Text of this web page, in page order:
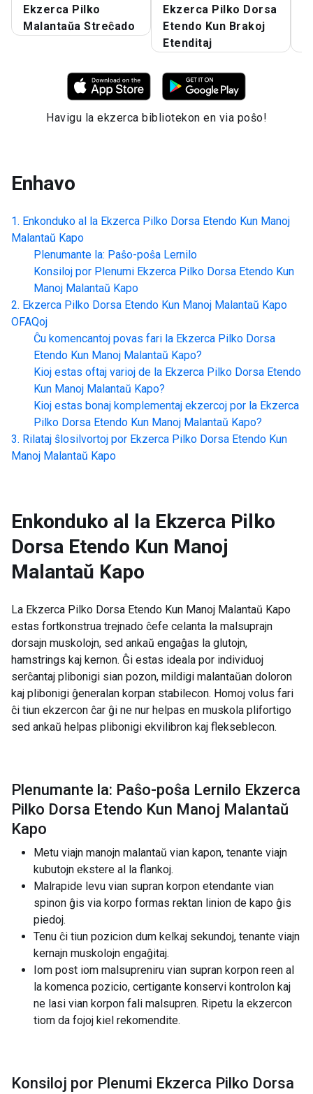
Ekzerca Pilko
Malantaŭa Streĉado
Ekzerca Pilko Dorsa
Etendo Kun Brakoj
Etenditaj
Havigu la ekzerca bibliotekon en via poŝo!
Enhavo
Enkonduko al la Ekzerca Pilko Dorsa Etendo Kun Manoj
Malantaŭ Kapo
Plenumante la: Paŝo-poŝa Lernilo
Konsiloj por Plenumi Ekzerca Pilko Dorsa Etendo Kun
Manoj Malantaŭ Kapo
Ekzerca Pilko Dorsa Etendo Kun Manoj Malantaŭ Kapo
OFAQoj
Ĉu komencantoj povas fari la Ekzerca Pilko Dorsa
Etendo Kun Manoj Malantaŭ Kapo?
Kioj estas oftaj varioj de la Ekzerca Pilko Dorsa Etendo
Kun Manoj Malantaŭ Kapo?
Kioj estas bonaj komplementaj ekzercoj por la Ekzerca
Pilko Dorsa Etendo Kun Manoj Malantaŭ Kapo?
Rilataj ŝlosilvortoj por Ekzerca Pilko Dorsa Etendo Kun
Manoj Malantaŭ Kapo
Enkonduko al la Ekzerca Pilko
Dorsa Etendo Kun Manoj
Malantaŭ Kapo
La Ekzerca Pilko Dorsa Etendo Kun Manoj Malantaŭ Kapo
estas fortkonstrua trejnado ĉefe celanta la malsuprajn
dorsajn muskolojn, sed ankaŭ engaĝas la glutojn,
hamstrings kaj kernon. Ĝi estas ideala por individuoj
serĉantaj plibonigi sian pozon, mildigi malantaŭan doloron
kaj plibonigi ĝeneralan korpan stabilecon. Homoj volus fari
ĉi tiun ekzercon ĉar ĝi ne nur helpas en muskola plifortigo
sed ankaŭ helpas plibonigi ekvilibron kaj flekseblecon.
Plenumante la: Paŝo-poŝa Lernilo Ekzerca
Pilko Dorsa Etendo Kun Manoj Malantaŭ
Kapo
Metu viajn manojn malantaŭ vian kapon, tenante viajn
kubutojn ekstere al la flankoj.
Malrapide levu vian supran korpon etendante vian
spinon ĝis via korpo formas rektan linion de kapo ĝis
piedoj.
Tenu ĉi tiun pozicion dum kelkaj sekundoj, tenante viajn
kernajn muskolojn engaĝitaj.
Iom post iom malsupreniru vian supran korpon reen al
la komenca pozicio, certigante konservi kontrolon kaj
ne lasi vian korpon fali malsupren. Ripetu la ekzercon
tiom da fojoj kiel rekomendite.
Konsiloj por Plenumi Ekzerca Pilko Dorsa